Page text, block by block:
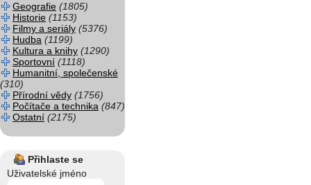
Geografie (1805)
Historie (1153)
Filmy a seriály (5376)
Hudba (1199)
Kultura a knihy (1290)
Sportovní (1118)
Humanitní, společenské
(310)
Přírodní vědy (1756)
Počítače a technika (847)
Ostatní (2175)
Přihlaste se
Uživatelské jméno